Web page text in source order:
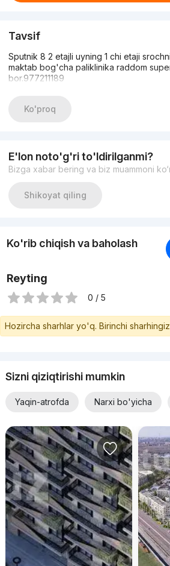
Tavsif
Sputnik 8 2 etajli uyning 1 chi etaji
maktab bog'cha paliklinika raddom
bor.977211189
Ko'proq
E'lon noto'g'ri to'ldirilganmi?
Bizga xabar bering va biz muammoni
Shikoyat qiling
Ko'rib chiqish va baholash
Reyting
0 / 5
Hozircha sharhlar yo'q. Birinchi
Sizni qiziqtirishi mumkin
Yaqin-atrofda Narxi bo'yicha